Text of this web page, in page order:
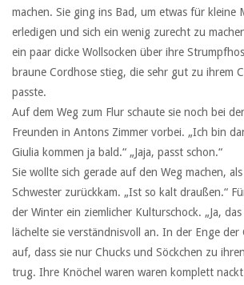
machen. Sie ging ins Bad, um etwas für kleine
erledigen und sich ein wenig zurecht zu
ein paar dicke Wollsocken über ihre
braune Cordhose stieg, die sehr gut zu ihrem
passte.
Auf dem Weg zum Flur schaute sie noch bei
Freunden in Antons Zimmer vorbei. „Ich bin
Giulia kommen ja bald.“ „Jaja, passt schon.“
Sie wollte sich gerade auf den Weg machen,
Schwester zurückkam. „Ist so kalt draußen.“
der Winter ein ziemlicher Kulturschock. „Ja,
lächelte sie verständnisvoll an. In der Enge
auf, dass sie nur Chucks und Söckchen zu
trug. Ihre Knöchel waren waren komplett